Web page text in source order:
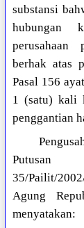
substansi
hubungan
perusahaan
berhak atas
Pasal 156
1 (satu) kali
penggantian
35/Pailit/
Agung
menyatakan: